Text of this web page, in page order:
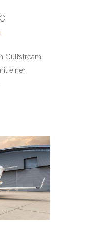
Gulfstream
einer